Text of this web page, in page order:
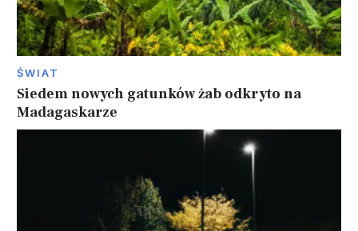
ŚWIAT
Siedem nowych gatunków żab odkryto na
Madagaskarze